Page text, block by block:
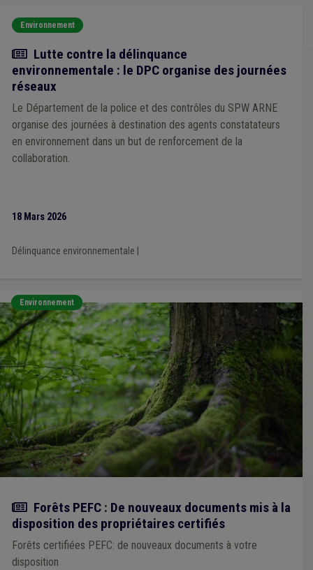
Environnement
Actualité
Lutte contre la délinquance
environnementale : le DPC organise des journées
réseaux
Le Département de la police et des contrôles du SPW ARNE
organise des journées à destination des agents constatateurs
en environnement dans un but de renforcement de la
collaboration.
18 Mars 2026
Délinquance environnementale
Environnement
Actualité
Forêts PEFC : De nouveaux documents mis à la
disposition des propriétaires certifiés
Forêts certifiées PEFC: de nouveaux documents à votre
disposition